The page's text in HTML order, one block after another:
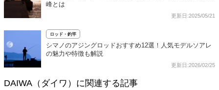
峰とは
更新日:2025/05/21
ロッド・釣竿
シマノのアジングロッドおすすめ12選！人気モデルソアレ
の魅力や特徴も解説
更新日:2026/02/25
DAIWA（ダイワ）に関連する記事